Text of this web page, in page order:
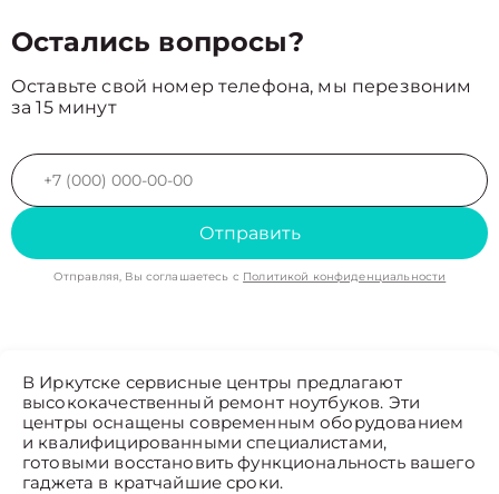
Остались вопросы?
Оставьте свой номер телефона, мы перезвоним
за 15 минут
Отправить
Отправляя, Вы соглашаетесь с Политикой конфиденциальности
В Иркутске сервисные центры предлагают
высококачественный ремонт ноутбуков. Эти
центры оснащены современным оборудованием
и квалифицированными специалистами,
готовыми восстановить функциональность вашего
гаджета в кратчайшие сроки.